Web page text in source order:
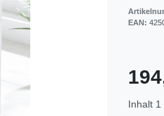
EAN:
Inhalt 1